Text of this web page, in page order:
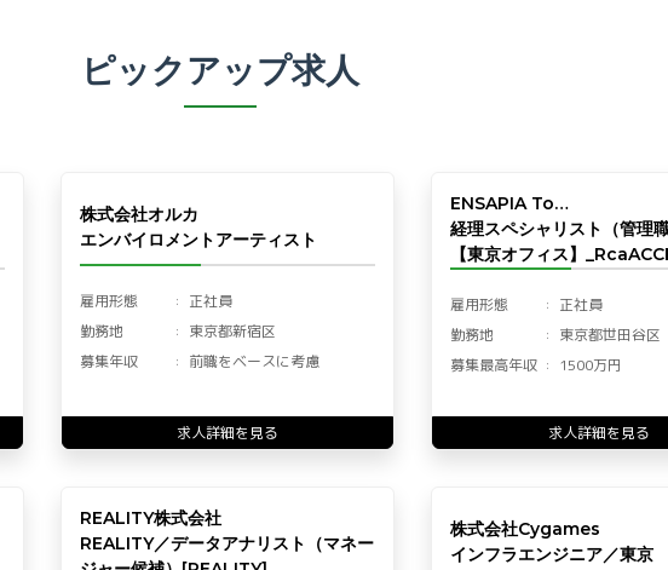
ピックアップ求人
株式会社オルカ
エンバイロメントアーティスト
雇用形態
正社員
勤務地
東京都新宿区
募集年収
前職をベースに考慮
求人詳細を見る
ENSAPIA To…
経理スペシャリスト（管理
【東京オフィス】
雇用形態
正社員
勤務地
東京都世田谷区
募集最高年収
1500万円
求人詳細を見る
REALITY株式会社
REALITY／データアナリスト（マネー
株式会社Cygames
インフラエンジニア／東京